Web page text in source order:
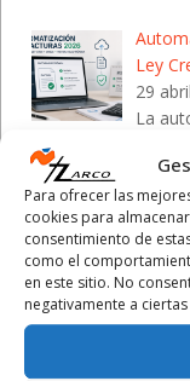
Para ofrecer las
cookies para
consentimiento de
como el
en este sitio. No
negativamente a
Ley
29
La
las
28
Con